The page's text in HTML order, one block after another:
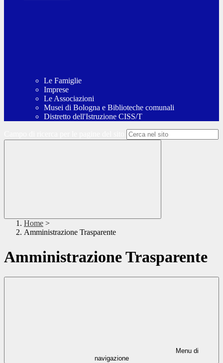
Le Famiglie
Imprese
Le Associazioni
Musei di Bologna e Biblioteche comunali
Distretto dell'Istruzione CISS/T
Home >
Amministrazione Trasparente
Amministrazione Trasparente
Menu di
navigazione